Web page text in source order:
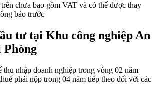
chưa bao gồm VAT và có thể được thay
báo trước
tư tại Khu công nghiệp An
Phòng
nhập doanh nghiệp trong vòng 02 năm
phải nộp trong 04 năm tiếp theo đối với các